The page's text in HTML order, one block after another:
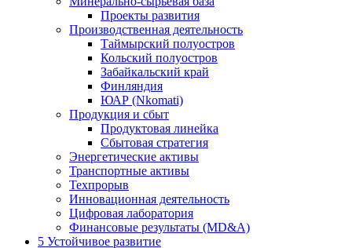
Проекты развития
Производственная деятельность
Таймырский полуостров
Кольский полуостров
Забайкальский край
Финляндия
ЮАР (Nkomati)
Продукция и сбыт
Продуктовая линейка
Сбытовая стратегия
Энергетические активы
Транспортные активы
Техпрорыв
Инновационная деятельность
Цифровая лаборатория
Финансовые результаты (MD&A)
5 Устойчивое развитие